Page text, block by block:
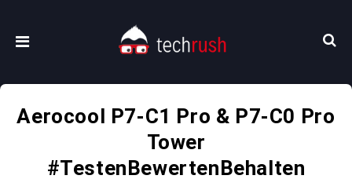
Aerocool P7-C1 Pro & P7-C0 Pro
Tower
#TestenBewertenBehalten